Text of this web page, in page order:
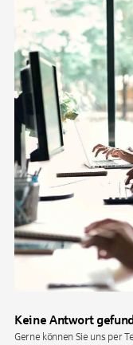
Keine Antwort
Gerne können Sie uns per